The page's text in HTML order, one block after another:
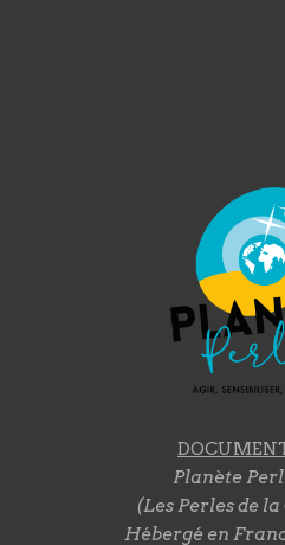
Planète
(Les Perles de la
Hébergé en